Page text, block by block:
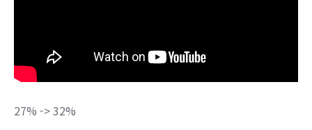
27% -> 32%